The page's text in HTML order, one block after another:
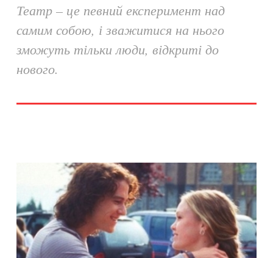
Театр – це певний експеримент над
самим собою, і зважитися на нього
зможуть тільки люди, відкриті до
нового.